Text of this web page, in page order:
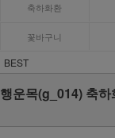
축하화환
꽃바구니
BEST
행운목(g_014) 축